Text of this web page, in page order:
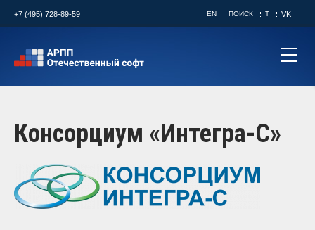
+7 (495) 728-89-59 EN ПОИСК T VK
Консорциум «Интегра-С»